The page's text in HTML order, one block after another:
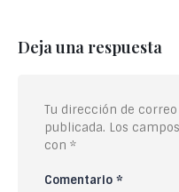
Deja una respuesta
Tu dirección de
publicada. Los
con *
Comentario *